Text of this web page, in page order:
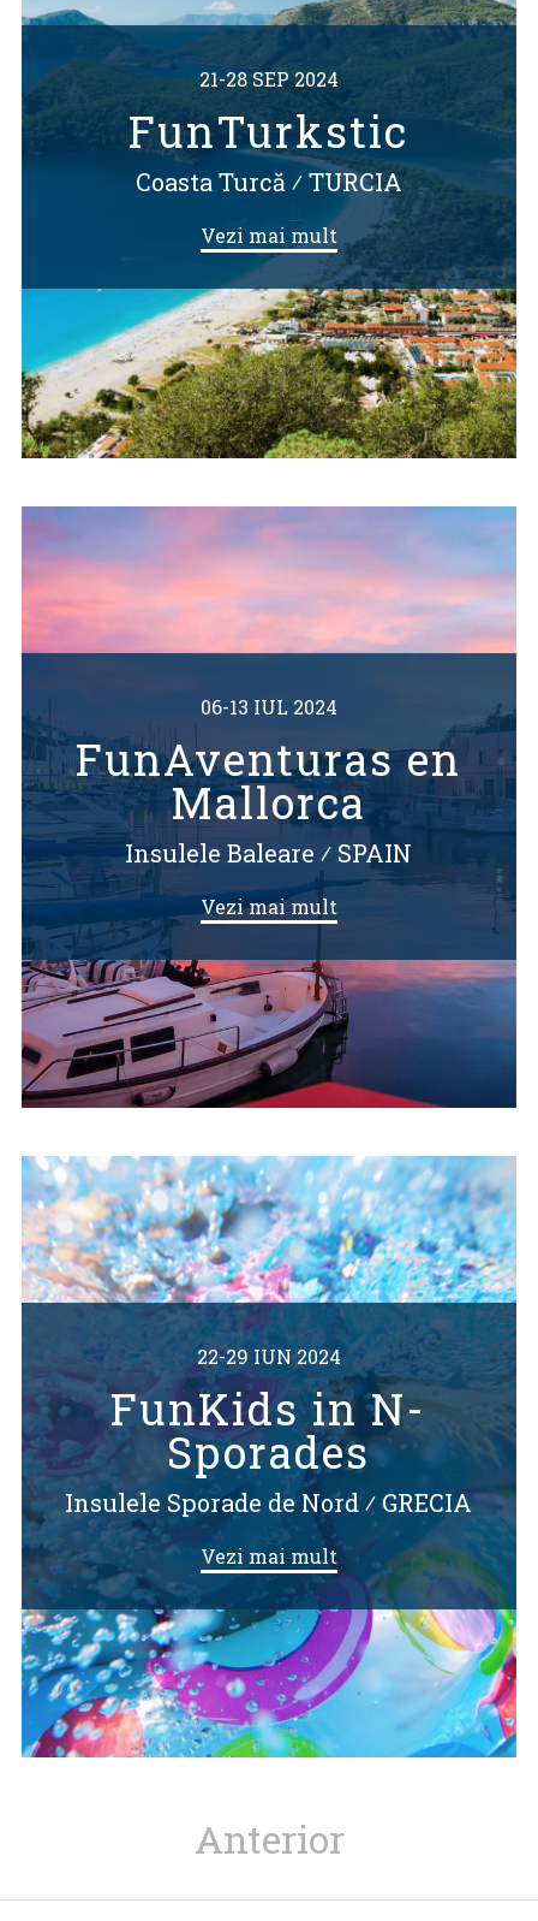
21-28 SEP 2024
FunTurkstic
Coasta Turcă ⁄TURCIA
Vezi mai mult
06-13 IUL 2024
FunAventuras en
Mallorca
Insulele Baleare ⁄ SPAIN
Vezi mai mult
22-29 IUN 2024
FunKids in N-
Sporades
Insulele Sporade de Nord⁄GRECIA
Vezi mai mult
Anterior